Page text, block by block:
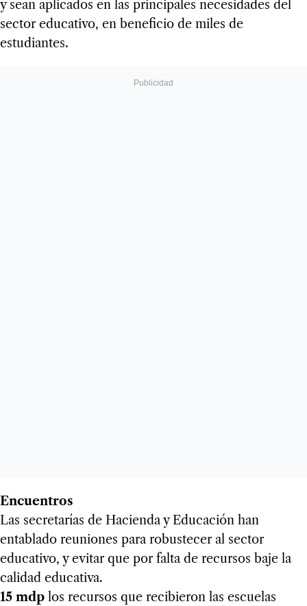
y sean aplicados en las principales necesidades del
sector educativo, en beneficio de miles de
estudiantes.
Encuentros
Las secretarías de Hacienda y Educación han
entablado reuniones para robustecer al sector
educativo, y evitar que por falta de recursos baje la
calidad educativa.
15 mdp los recursos que recibieron las escuelas